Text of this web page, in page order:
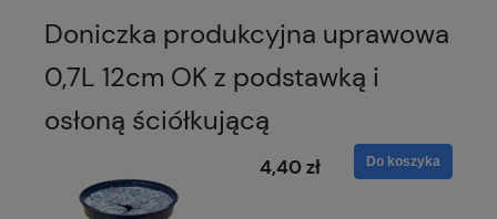
Doniczka produkcyjna uprawowa
0,7L 12cm OK z podstawką i
osłoną ściółkującą
4,40 zł Do koszyka